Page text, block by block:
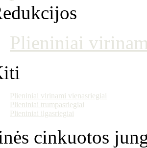
Plieniniai
Plieniniai virinami vienasriegiai
Plieniniai trumpasriegiai
Plieniniai ilgasriegiai
cinkuotos